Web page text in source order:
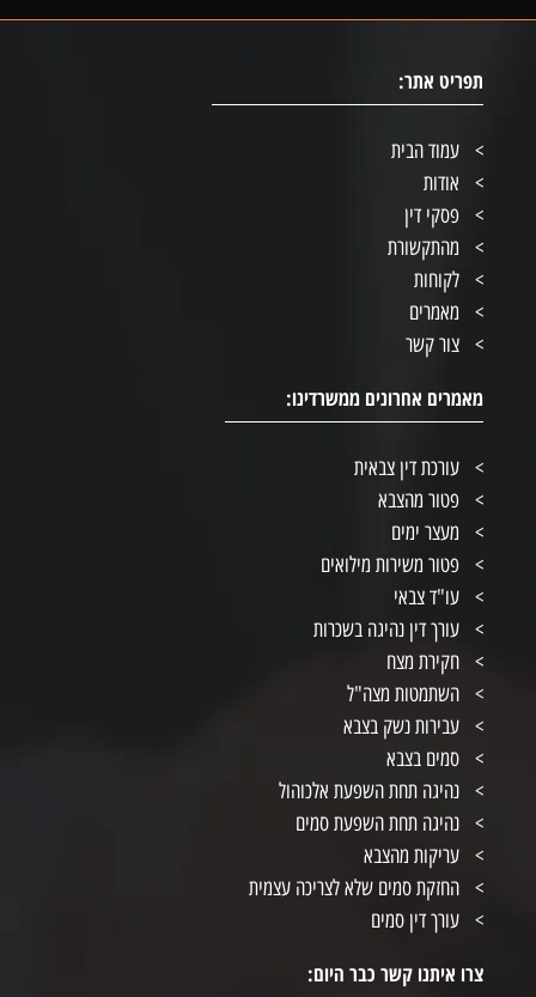
תפריט אתר:
עמוד הבית
אודות
פסקי דין
מהתקשורת
לקוחות
מאמרים
צור קשר
מאמרים אחרונים ממשרדינו:
עורכת דין צבאית
פטור מהצבא
מעצר ימים
פטור משירות מילואים
עו"ד צבאי
עורך דין נהיגה בשכרות
חקירת מצח
השתמטות מצה"ל
עבירות נשק בצבא
סמים בצבא
נהיגה תחת השפעת אלכוהול
נהיגה תחת השפעת סמים
עריקות מהצבא
החזקת סמים שלא לצריכה עצמית
עורך דין סמים
צרו איתנו קשר כבר היום: